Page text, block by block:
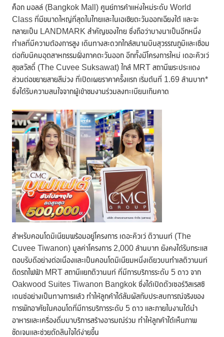
ค็อก มอลล์ (Bangkok Mall) ศูนย์การค้าแห่งใหม่ระดับ World
Class ที่มีขนาดใหญ่ที่สุดในไทยและในเอเชียตะวันออกเฉียงใต้ และจะ
กลายเป็น LANDMARK สำคัญของไทย ซึ่งถือว่าบางนาเป็นอีกหนึ่ง
ทำเลที่มีความต้องการสูง เดินทางสะดวกใกล้สนามบินสุวรรณภูมิและเชื่อม
ต่อกับนิคมอุตสาหกรรมฝั่งภาคตะวันออก อีกทั้งมีโครงการใหม่ เดอะคิวเว่
สุขสวัสดิ์ (The Cuvee Suksawat) ใกล้ MRT สถานีพระประแดง
ส่วนต่อขยายสายสีม่วง ที่เปิดเผยราคาครั้งแรก เริ่มต้นที่ 1.69 ล้านบาท*
ซึ่งได้รับความสนใจจากผู้เข้าชมงานร่วมลงทะเบียนเกินคาด
สำหรับคอนโดมิเนียมพร้อมอยู่โครงการ เดอะคิวเว่ ติวานนท์ (The
Cuvee Tiwanon) มูลค่าโครงการ 2,000 ล้านบาท ยังคงได้รับกระแส
ตอบรับดีอย่างต่อเนื่องและเป็นคอนโดมิเนียมหนึ่งเดียวบนทำเลติวานนท์
ติดรถไฟฟ้า MRT สถานีแยกติวานนท์ ที่มีการบริการระดับ 5 ดาว จาก
Oakwood Suites Tiwanon Bangkok ซึ่งได้เปิดตัวเซอร์วิสเรสซิ
เดนซ์อย่างเป็นทางการแล้ว ทำให้ลูกค้าได้สัมผัสกับประสบการณ์จริงของ
การพักอาศัยในคอนโดที่มีการบริการระดับ 5 ดาว และภายในงานได้นำ
อาหารและเครื่องดื่มมาบริการสร้างอารมณ์ร่วม ทำให้ลูกค้าได้เห็นภาพ
ชัดเจนและช่วยตัดสินใจได้ง่ายขึ้น